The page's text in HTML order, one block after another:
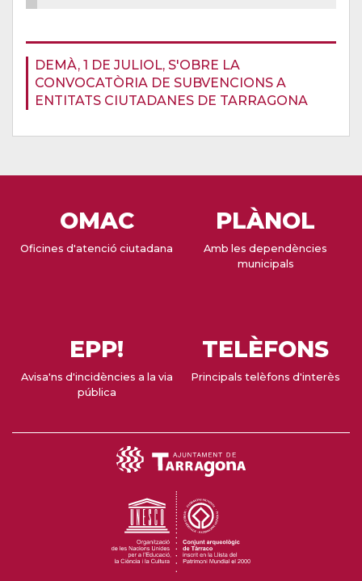
DEMÀ, 1 DE JULIOL, S'OBRE LA
CONVOCATÒRIA DE SUBVENCIONS A
ENTITATS CIUTADANES DE TARRAGONA
OMAC
Oficines d'atenció ciutadana
PLÀNOL
Amb les dependències
municipals
EPP!
Avisa'ns d'incidències a la via
pública
TELÈFONS
Principals telèfons d'interès